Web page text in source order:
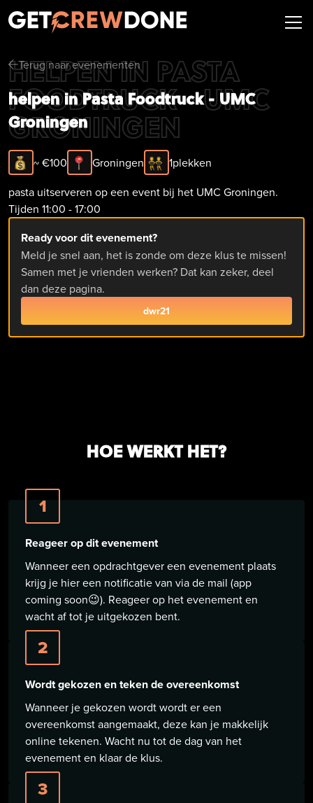
arrow-leftTerug naar evenementen
helpen in Pasta Foodtruck - UMC
Groningen
~ €100 Groningen 1plekken
pasta uitserveren op een event bij het UMC Groningen.
Tijden 11:00 - 17:00
Ready voor dit evenement?
Meld je snel aan, het is zonde om deze klus te missen!
Samen met je vrienden werken? Dat kan zeker, deel
dan deze pagina.
dwr21
HELPEN IN PASTA
FOODTRUCK - UMC
GRONINGEN
HOE WERKT HET?
1
Reageer op dit evenement
Wanneer een opdrachtgever een evenement plaats
krijg je hier een notificatie van via de mail (app
coming soon😉). Reageer op het evenement en
wacht af tot je uitgekozen bent.
2
Wordt gekozen en teken de overeenkomst
Wanneer je gekozen wordt wordt er een
overeenkomst aangemaakt, deze kan je makkelijk
online tekenen. Wacht nu tot de dag van het
evenement en klaar de klus.
3